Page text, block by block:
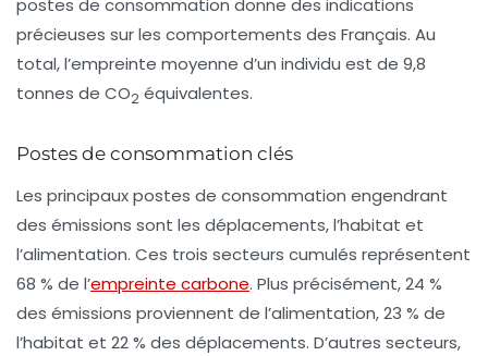
postes de consommation donne des indications
précieuses sur les comportements des Français. Au
total, l’empreinte moyenne d’un individu est de 9,8
tonnes de CO2 équivalentes.
Postes de consommation clés
Les principaux postes de consommation engendrant
des émissions sont les déplacements, l’habitat et
l’alimentation. Ces trois secteurs cumulés représentent
68 % de l’empreinte carbone. Plus précisément, 24 %
des émissions proviennent de l’alimentation, 23 % de
l’habitat et 22 % des déplacements. D’autres secteurs,